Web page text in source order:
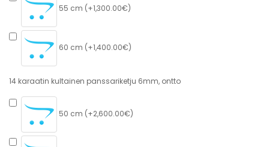
55 cm (+1,300.00€)
60 cm (+1,400.00€)
14 karaatin kultainen panssariketju 6mm, ontto
50 cm (+2,600.00€)